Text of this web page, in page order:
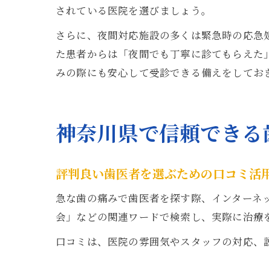
されている医院を選びましょう。
さらに、夜間対応施設の多くは緊急時の応
た患者からは「夜間でも丁寧に診てもらえ
みの際にも安心して受診できる備えをしてお
神奈川県で信頼でき
評判良い歯医者を選ぶための口コミ活
急な歯の痛みで歯医者を探す際、インター
会」などの関連ワードで検索し、実際に治療
口コミは、医院の雰囲気やスタッフの対応